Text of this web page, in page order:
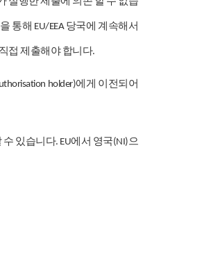
통해 EU/EEA 당국에 계속해서
직접 제출해야 합니다.
holder)에게 이전되어
수 있습니다. EU에서 영국(NI) 으